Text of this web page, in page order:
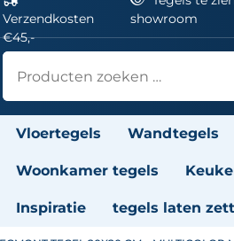
Verzendkosten
€45,-
showroom
Vloertegels Wandtegels
Woonkamer tegels
Inspiratie tegels laten